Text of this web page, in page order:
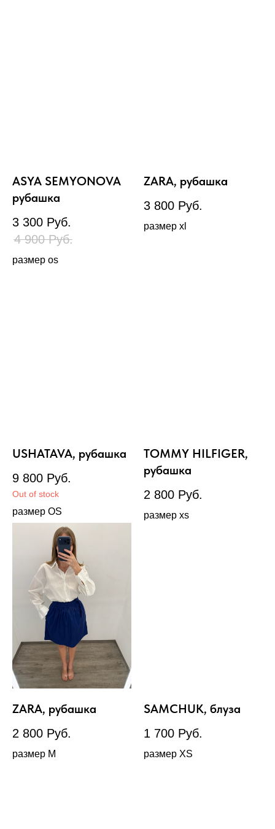
ASYA SEMYONOVA
рубашка
3 300 Руб.
4 900 Руб.
размер os
ZARA, рубашка
3 800 Руб.
размер xl
USHATAVA, рубашка
9 800 Руб.
Out of stock
размер OS
TOMMY HILFIGER,
рубашка
2 800 Руб.
размер xs
ZARA, рубашка
2 800 Руб.
размер М
SAMCHUK, блуза
1 700 Руб.
размер XS